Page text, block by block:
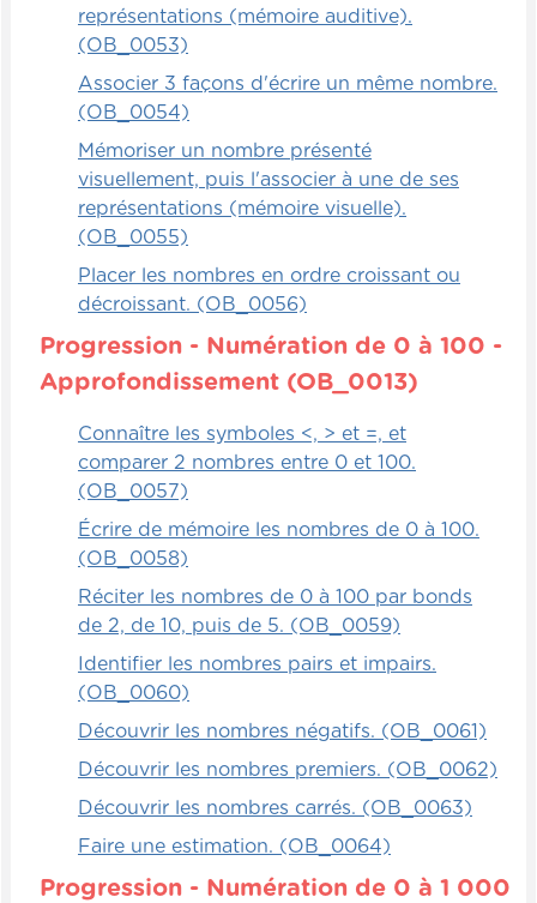
représentations (mémoire auditive).
(OB_0053)
Associer 3 façons d'écrire un même nombre.
(OB_0054)
Mémoriser un nombre présenté
visuellement, puis l'associer à une de ses
représentations (mémoire visuelle).
(OB_0055)
Placer les nombres en ordre croissant ou
décroissant. (OB_0056)
Progression - Numération de 0 à 100 -
Approfondissement (OB_0013)
Connaître les symboles <, > et =, et
comparer 2 nombres entre 0 et 100.
(OB_0057)
Écrire de mémoire les nombres de 0 à 100.
(OB_0058)
Réciter les nombres de 0 à 100 par bonds
de 2, de 10, puis de 5. (OB_0059)
Identifier les nombres pairs et impairs.
(OB_0060)
Découvrir les nombres négatifs. (OB_0061)
Découvrir les nombres premiers. (OB_0062)
Découvrir les nombres carrés. (OB_0063)
Faire une estimation. (OB_0064)
Progression - Numération de 0 à 1 000